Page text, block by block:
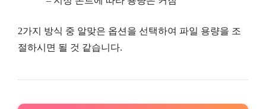
2가지 방식 중 알맞은 옵션을 선택하여 파일 용량을 조
절하시면 될 것 같습니다.